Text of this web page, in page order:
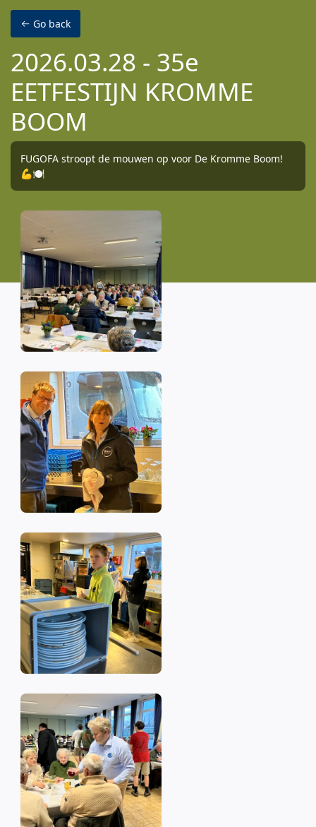
Skip to main content
Go back
2026.03.28 - 35e
EETFESTIJN KROMME
BOOM
FUGOFA stroopt de mouwen op voor De Kromme Boom!
💪🍽️